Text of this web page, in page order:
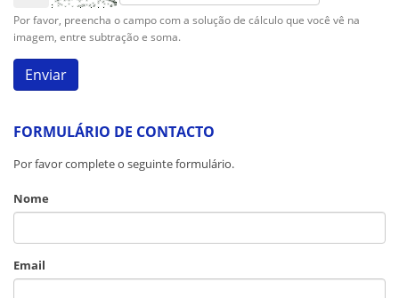
Por favor, preencha o campo com a solução de cálculo que você vê na
imagem, entre subtração e soma.
FORMULÁRIO DE CONTACTO
Por favor complete o seguinte formulário.
Nome
Email